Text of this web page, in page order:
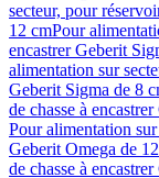
secteur, pour
12 cmPour
encastrer Geberit
alimentation sur
Geberit Sigma de 8
de chasse à
Pour alimentation sur
Geberit Omega de
de chasse à